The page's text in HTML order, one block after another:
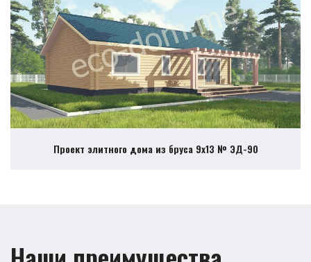
Проект элитного дома из бруса 9х13 № ЭД-90